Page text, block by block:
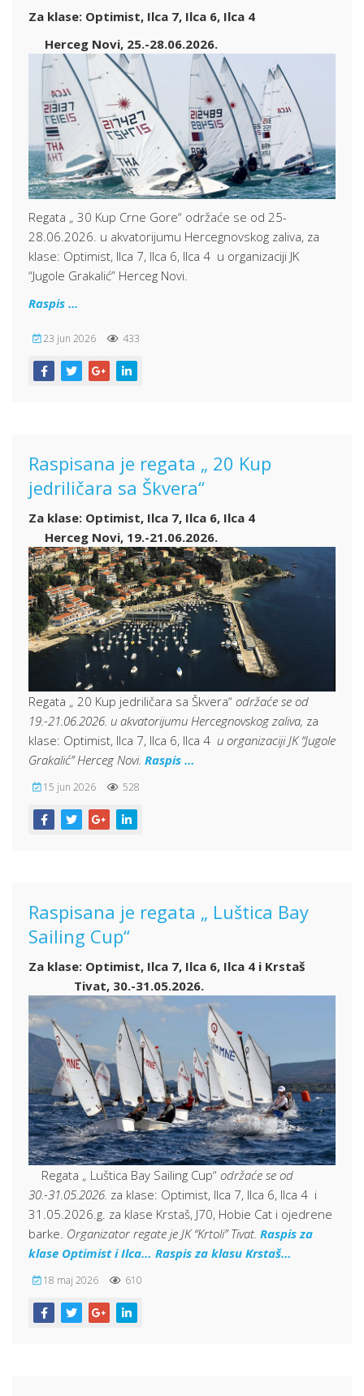
Za klase: Optimist, Ilca 7, Ilca 6, Ilca 4
Herceg Novi, 25.-28.06.2026.
Regata „ 30 Kup Crne Gore“ održaće se od 25-
28.06.2026. u akvatorijumu Hercegnovskog zaliva, za
klase: Optimist, Ilca 7, Ilca 6, Ilca 4 u organizaciji JK
“Jugole Grakalić” Herceg Novi.
Raspis …
23 jun 2026 433
Raspisana je regata „ 20 Kup
jedriličara sa Škvera“
Za klase: Optimist, Ilca 7, Ilca 6, Ilca 4
Herceg Novi, 19.-21.06.2026.
Regata „ 20 Kup jedriličara sa Škvera“ održaće se od
19.-21.06.2026. u akvatorijumu Hercegnovskog zaliva, za
klase: Optimist, Ilca 7, Ilca 6, Ilca 4 u organizaciji JK “Jugole
Grakalić” Herceg Novi. Raspis …
15 jun 2026 528
Raspisana je regata „ Luštica Bay
Sailing Cup“
Za klase: Optimist, Ilca 7, Ilca 6, Ilca 4 i Krstaš
Tivat, 30.-31.05.2026.
Regata „ Luštica Bay Sailing Cup“ održaće se od
30.-31.05.2026. za klase: Optimist, Ilca 7, Ilca 6, Ilca 4 i
31.05.2026.g. za klase Krstaš, J70, Hobie Cat i ojedrene
barke. Organizator regate je JK “Krtoli” Tivat. Raspis za
klase Optimist i Ilca… Raspis za klasu Krstaš…
18 maj 2026 610